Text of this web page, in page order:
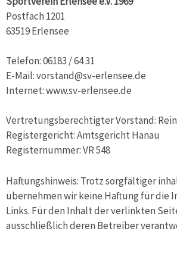
Postfach 1201
63519 Erlensee
Telefon: 06183 / 64 31
E-Mail: vorstand@sv-erlensee.de
Internet: www.sv-erlensee.de
Vertretungsberechtigter Vorstand:
Registergericht: Amtsgericht Hanau
Registernummer: VR 548
Haftungshinweis: Trotz sorgfältiger
übernehmen wir keine Haftung für die
Links. Für den Inhalt der verlinkten
ausschließlich deren Betreiber